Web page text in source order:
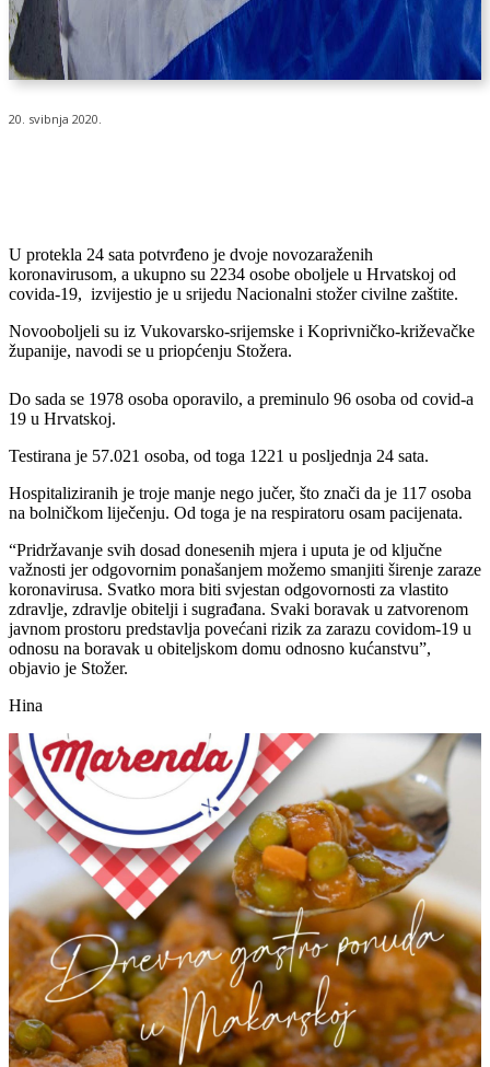
20. svibnja 2020.
U protekla 24 sata potvrđeno je dvoje novozaraženih
koronavirusom, a ukupno su 2234 osobe oboljele u Hrvatskoj od
covida-19, izvijestio je u srijedu Nacionalni stožer civilne zaštite.
Novooboljeli su iz Vukovarsko-srijemske i Koprivničko-križevačke
županije, navodi se u priopćenju Stožera.
Do sada se 1978 osoba oporavilo, a preminulo 96 osoba od covid-a
19 u Hrvatskoj.
Testirana je 57.021 osoba, od toga 1221 u posljednja 24 sata.
Hospitaliziranih je troje manje nego jučer, što znači da je 117 osoba
na bolničkom liječenju. Od toga je na respiratoru osam pacijenata.
“Pridržavanje svih dosad donesenih mjera i uputa je od ključne
važnosti jer odgovornim ponašanjem možemo smanjiti širenje zaraze
koronavirusa. Svatko mora biti svjestan odgovornosti za vlastito
zdravlje, zdravlje obitelji i sugrađana. Svaki boravak u zatvorenom
javnom prostoru predstavlja povećani rizik za zarazu covidom-19 u
odnosu na boravak u obiteljskom domu odnosno kućanstvu”,
objavio je Stožer.
Hina